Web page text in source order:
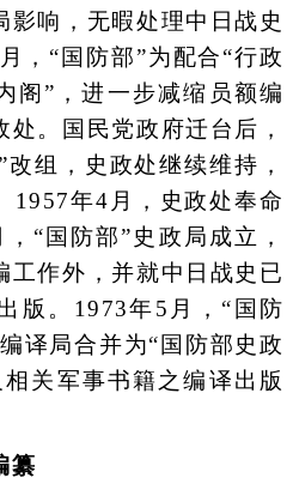
影响，无暇处理中日战史
，“国防部”为配合“行政
阁”，进一步减缩员额编
。国民党政府迁台后，
组，史政处继续维持，
1957年4月，史政处奉命
“国防部”史政局成立，
工作外，并就中日战史已
版。1973年5月，“国防
译局合并为“国防部史政
关军事书籍之编译出版
纂